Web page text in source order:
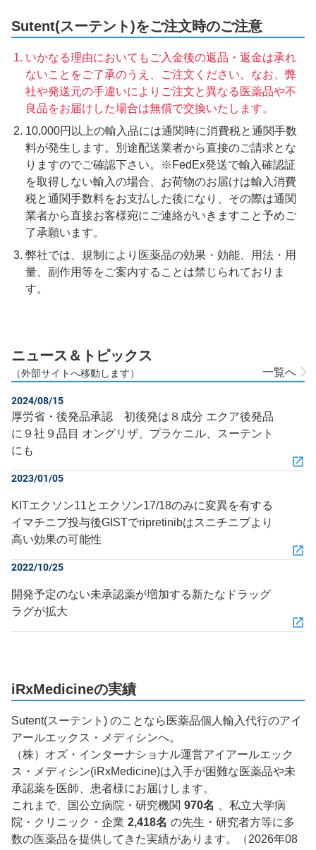
Sutent(スーテント)をご注文時のご注意
いかなる理由においてもご入金後の返品・返金は承れ
ないことをご了承のうえ、ご注文ください。なお、弊
社や発送元の手違いによりご注文と異なる医薬品や不
良品をお届けした場合は無償で交換いたします。
10,000円以上の輸入品には通関時に消費税と通関手数
料が発生します。別途配送業者から直接のご請求とな
りますのでご確認下さい。※FedEx発送で輸入確認証
を取得しない輸入の場合、お荷物のお届けは輸入消費
税と通関手数料をお支払した後になり、その際は通関
業者から直接お客様宛にご連絡がいきますこと予めご
了承願います。
弊社では、規制により医薬品の効果・効能、用法・用
量、副作用等をご案内することは禁じられておりま
す。
ニュース＆トピックス
（外部サイトへ移動します） 一覧へ
2024/08/15
厚労省・後発品承認 初後発は８成分 エクア後発品
に９社９品目 オングリザ、プラケニル、スーテント
にも
2023/01/05
KITエクソン11とエクソン17/18のみに変異を有する
イマチニブ投与後GISTでripretinibはスニチニブより
高い効果の可能性
2022/10/25
開発予定のない未承認薬が増加する新たなドラッグ
ラグが拡大
iRxMedicineの実績
Sutent(スーテント) のことなら医薬品個人輸入代行のアイ
アールエックス・メディシンへ。
（株）オズ・インターナショナル運営アイアールエック
ス・メディシン(iRxMedicine)は入手が困難な医薬品や未
承認薬を医師、患者様にお届けします。
これまで、国公立病院・研究機関 970名
、私立大学病
院・クリニック・企業 2,418名 の先生・研究者方等に多
数の医薬品を提供してきた実績があります。（2026年08